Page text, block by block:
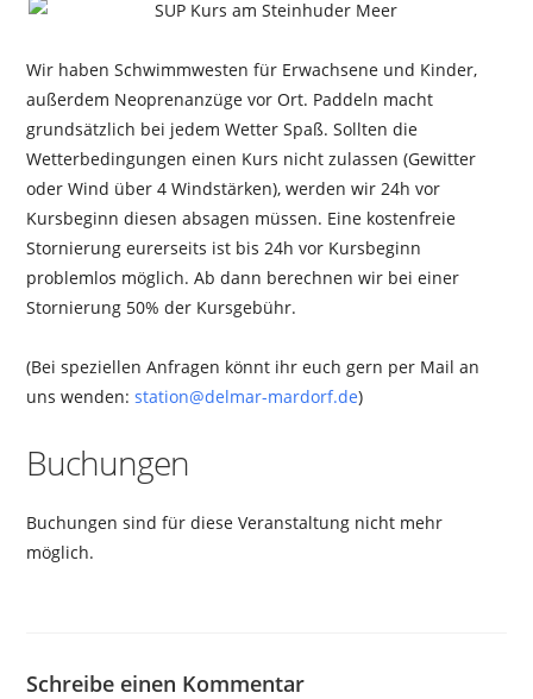
Wir haben Schwimmwesten für Erwachsene und Kinder,
außerdem Neoprenanzüge vor Ort. Paddeln macht
grundsätzlich bei jedem Wetter Spaß. Sollten die
Wetterbedingungen einen Kurs nicht zulassen (Gewitter
oder Wind über 4 Windstärken), werden wir 24h vor
Kursbeginn diesen absagen müssen. Eine kostenfreie
Stornierung eurerseits ist bis 24h vor Kursbeginn
problemlos möglich. Ab dann berechnen wir bei einer
Stornierung 50% der Kursgebühr.
(Bei speziellen Anfragen könnt ihr euch gern per Mail an
uns wenden:station@delmar-mardorf.de)
Buchungen
Buchungen sind für diese Veranstaltung nicht mehr
möglich.
Schreibe einen Kommentar